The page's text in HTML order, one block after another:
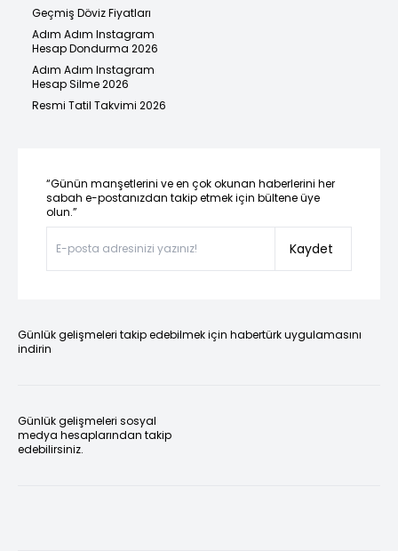
Geçmiş Döviz Fiyatları
Adım Adım Instagram
Hesap Dondurma 2026
Adım Adım Instagram
Hesap Silme 2026
Resmi Tatil Takvimi 2026
“Günün manşetlerini ve en çok okunan haberlerini her
sabah e-postanızdan takip etmek için bültene üye
olun.”
Kaydet
Günlük gelişmeleri takip edebilmek için habertürk uygulamasını
indirin
Günlük gelişmeleri sosyal
medya hesaplarından takip
edebilirsiniz.